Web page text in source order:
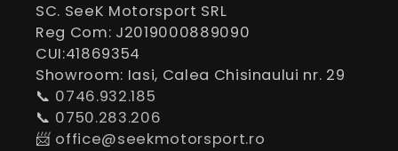
SC. SeeK Motorsport SRL
Reg Com: J2019000889090
CUI:41869354
Showroom: Iasi, Calea Chisinaului nr. 29
📞 0746.932.185
📞 0750.283.206
📨 office@seekmotorsport.ro